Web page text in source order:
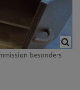
besonders